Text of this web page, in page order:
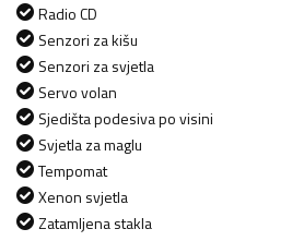
Radio CD
Senzori za kišu
Senzori za svjetla
Servo volan
Sjedišta podesiva po visini
Svjetla za maglu
Tempomat
Xenon svjetla
Zatamljena stakla